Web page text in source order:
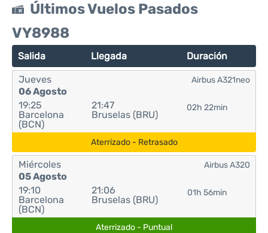
Últimos Vuelos Pasados
VY8988
Salida Llegada Duración
Jueves
06 Agosto
19:25
Barcelona
(BCN)
21:47
Bruselas (BRU)
02h 22min
Airbus A321neo
Aterrizado - Retrasado
Miércoles
05 Agosto
19:10
Barcelona
(BCN)
21:06
Bruselas (BRU)
01h 56min
Airbus A320
Aterrizado - Puntual